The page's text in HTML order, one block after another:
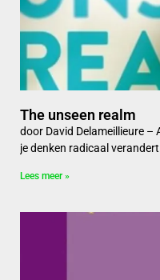
The unseen realm
door David Delameillieure –
je denken radicaal
Lees meer »